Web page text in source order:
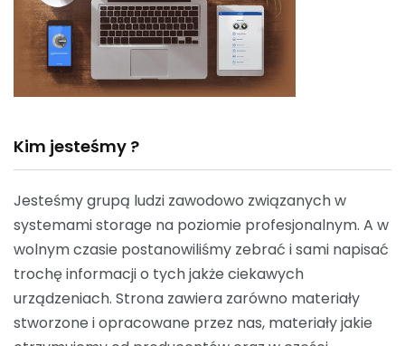
Kim jesteśmy ?
Jesteśmy grupą ludzi zawodowo związanych w
systemami storage na poziomie profesjonalnym. A w
wolnym czasie postanowiliśmy zebrać i sami napisać
trochę informacji o tych jakże ciekawych
urządzeniach. Strona zawiera zarówno materiały
stworzone i opracowane przez nas, materiały jakie